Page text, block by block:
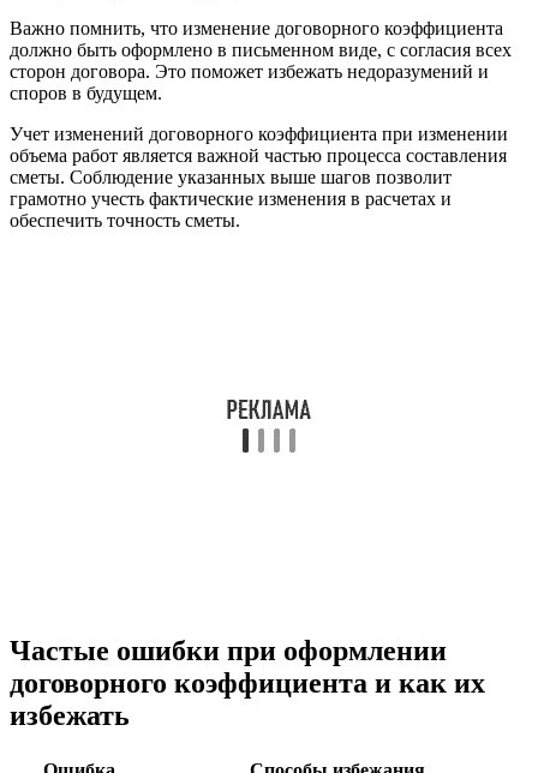
Важно помнить, что изменение договорного коэффициента
должно быть оформлено в письменном виде, с согласия всех
сторон договора. Это поможет избежать недоразумений и
споров в будущем.
Учет изменений договорного коэффициента при изменении
объема работ является важной частью процесса составления
сметы. Соблюдение указанных выше шагов позволит
грамотно учесть фактические изменения в расчетах и
обеспечить точность сметы.
Частые ошибки при оформлении
договорного коэффициента и как их
избежать